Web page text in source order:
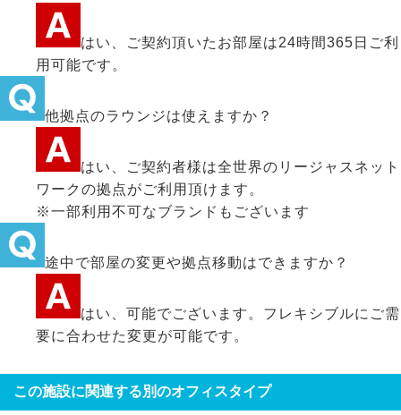
はい、ご契約頂いたお部屋は24時間365日ご利
用可能です。
他拠点のラウンジは使えますか？
はい、ご契約者様は全世界のリージャスネット
ワークの拠点がご利用頂けます。
※一部利用不可なブランドもございます
途中で部屋の変更や拠点移動はできますか？
はい、可能でございます。フレキシブルにご需
要に合わせた変更が可能です。
この施設に関連する別のオフィスタイプ